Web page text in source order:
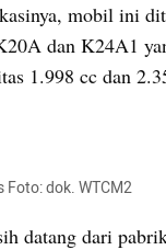
mobil ini
dan K24A1
1.998 cc dan
Foto: dok. WTCM2
datang dari